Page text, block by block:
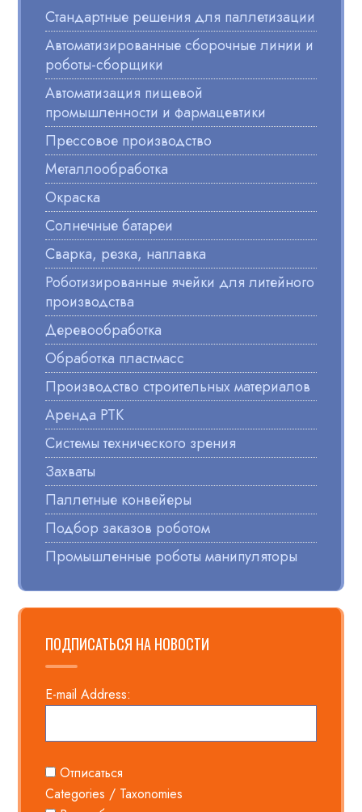
Стандартные решения для паллетизации
Автоматизированные сборочные линии и
роботы-сборщики
Автоматизация пищевой
промышленности и фармацевтики
Прессовое производство
Металлообработка
Окраска
Солнечные батареи
Сварка, резка, наплавка
Роботизированные ячейки для литейного
производства
Деревообработка
Обработка пластмасс
Производство строительных материалов
Аренда РТК
Системы технического зрения
Захваты
Паллетные конвейеры
Подбор заказов роботом
Промышленные роботы манипуляторы
ПОДПИСАТЬСЯ НА НОВОСТИ
E-mail Address:
Отписаться
Categories / Taxonomies